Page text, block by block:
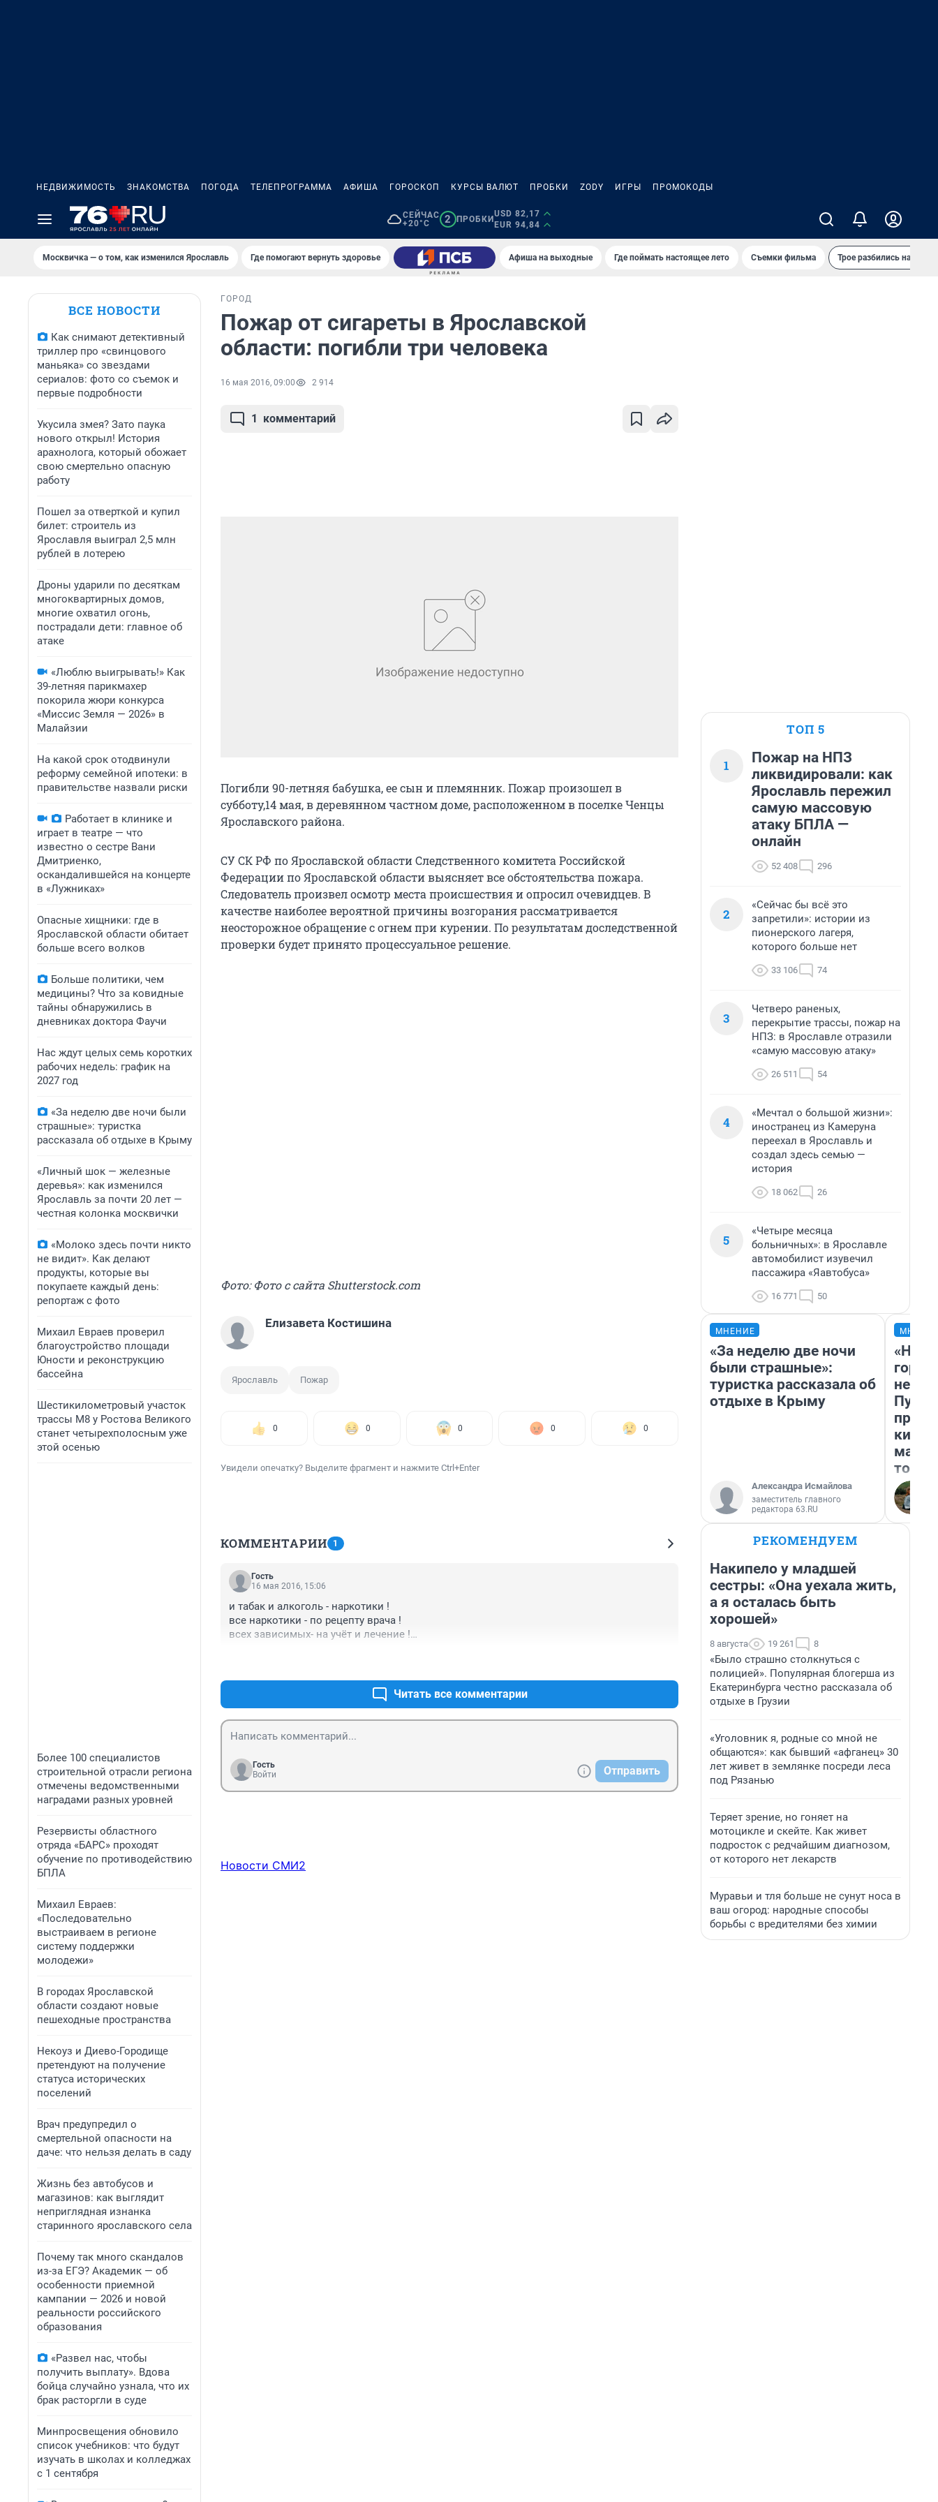
НЕДВИЖИМОСТЬ ЗНАКОМСТВА ПОГОДА ТЕЛЕПРОГРАММА АФИША ГОРОСКОП КУРСЫ ВАЛЮТ ПРОБКИ ZODY ИГРЫ ПРОМОКОДЫ
СЕЙЧАС
+20°C
2 ПРОБКИ
USD 82,17
EUR 94,84
Москвичка — о том, как изменился Ярославль Где помогают вернуть здоровье Афиша на выходные Где поймать настоящее лето Съемки фильма Трое разбились на трассе
ВСЕ НОВОСТИ
Как снимают детективный
триллер про «свинцового
маньяка» со звездами
сериалов: фото со съемок и
первые подробности
Укусила змея? Зато паука
нового открыл! История
арахнолога, который обожает
свою смертельно опасную
работу
Пошел за отверткой и купил
билет: строитель из
Ярославля выиграл 2,5 млн
рублей в лотерею
Дроны ударили по десяткам
многоквартирных домов,
многие охватил огонь,
пострадали дети: главное об
атаке
«Люблю выигрывать!» Как
39-летняя парикмахер
покорила жюри конкурса
«Миссис Земля — 2026» в
Малайзии
На какой срок отодвинули
реформу семейной ипотеки: в
правительстве назвали риски
Работает в клинике и
играет в театре — что
известно о сестре Вани
Дмитриенко,
оскандалившейся на концерте
в «Лужниках»
Опасные хищники: где в
Ярославской области обитает
больше всего волков
Больше политики, чем
медицины? Что за ковидные
тайны обнаружились в
дневниках доктора Фаучи
Нас ждут целых семь коротких
рабочих недель: график на
2027 год
«За неделю две ночи были
страшные»: туристка
рассказала об отдыхе в Крыму
«Личный шок — железные
деревья»: как изменился
Ярославль за почти 20 лет —
честная колонка москвички
«Молоко здесь почти никто
не видит». Как делают
продукты, которые вы
покупаете каждый день:
репортаж с фото
​Михаил Евраев проверил
благоустройство площади
Юности и реконструкцию
бассейна
​Шестикилометровый участок
трассы М8 у Ростова Великого
станет четырехполосным уже
этой осенью
​Более 100 специалистов
строительной отрасли региона
отмечены ведомственными
наградами разных уровней
​Резервисты областного
отряда «БАРС» проходят
обучение по противодействию
БПЛА
​Михаил Евраев:
«Последовательно
выстраиваем в регионе
систему поддержки
молодежи»
​В городах Ярославской
области создают новые
пешеходные пространства
​Некоуз и Диево-Городище
претендуют на получение
статуса исторических
поселений
Врач предупредил о
смертельной опасности на
даче: что нельзя делать в саду
Жизнь без автобусов и
магазинов: как выглядит
неприглядная изнанка
старинного ярославского села
Почему так много скандалов
из-за ЕГЭ? Академик — об
особенности приемной
кампании — 2026 и новой
реальности российского
образования
«Развел нас, чтобы
получить выплату». Вдова
бойца случайно узнала, что их
брак расторгли в суде
Минпросвещения обновило
список учебников: что будут
изучать в школах и колледжах
с 1 сентября
ГОРОД
Пожар от сигареты в Ярославской
области: погибли три человека
16 мая 2016, 09:00 2 914
1 комментарий
Погибли 90-летняя бабушка, ее сын и племянник. Пожар произошел в
субботу,14 мая, в деревянном частном доме, расположенном в поселке Ченцы
Ярославского района.
СУ СК РФ по Ярославской области Следственного комитета Российской
Федерации по Ярославской области выясняет все обстоятельства пожара.
Следователь произвел осмотр места происшествия и опросил очевидцев. В
качестве наиболее вероятной причины возгорания рассматривается
неосторожное обращение с огнем при курении. По результатам доследственной
проверки будет принято процессуальное решение.
Фото: Фото с сайта Shutterstock.com
Елизавета Костишина
Ярославль Пожар
0 0 0 0 0
Увидели опечатку? Выделите фрагмент и нажмите Ctrl+Enter
КОММЕНТАРИИ 1
Гость
16 мая 2016, 15:06
и табак и алкоголь - наркотики !
все наркотики - по рецепту врача !
всех зависимых- на учёт и лечение !
Читать все комментарии
Гость
Войти
Отправить
Новости СМИ2
ТОП 5
1
Пожар на НПЗ
ликвидировали: как
Ярославль пережил
самую массовую
атаку БПЛА —
онлайн
52 408 296
2
«Сейчас бы всё это
запретили»: истории из
пионерского лагеря,
которого больше нет
33 106 74
3
Четверо раненых,
перекрытие трассы, пожар на
НПЗ: в Ярославле отразили
«самую массовую атаку»
26 511 54
4
«Мечтал о большой жизни»:
иностранец из Камеруна
переехал в Ярославль и
создал здесь семью —
история
18 062 26
5
«Четыре месяца
больничных»: в Ярославле
автомобилист изувечил
пассажира «Яавтобуса»
16 771 50
МНЕНИЕ
«За неделю две ночи
были страшные»:
туристка рассказала об
отдыхе в Крыму
Александра Исмайлова
заместитель главного
редактора 63.RU
«Нет
того
РЕКОМЕНДУЕМ
Накипело у младшей
сестры: «Она уехала жить,
а я осталась быть
хорошей»
8 августа 19 261 8
«Было страшно столкнуться с
полицией». Популярная блогерша из
Екатеринбурга честно рассказала об
отдыхе в Грузии
«Уголовник я, родные со мной не
общаются»: как бывший «афганец» 30
лет живет в землянке посреди леса
под Рязанью
Теряет зрение, но гоняет на
мотоцикле и скейте. Как живет
подросток с редчайшим диагнозом,
от которого нет лекарств
Муравьи и тля больше не сунут носа в
ваш огород: народные способы
борьбы с вредителями без химии